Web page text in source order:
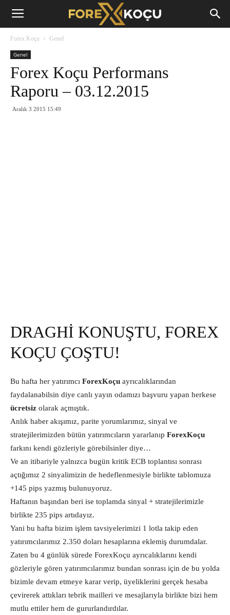
Forex
Forex Koçu Genel
Genel
Forex Koçu Performans
Raporu – 03.12.2015
Aralık 3 2015 15:49
DRAGHİ KONUŞTU, FOREX
KOÇU ÇOŞTU!
Bu hafta her yatırımcı ForexKoçu ayrıcalıklarından
faydalanabilsin diye canlı yayın odamızı başvuru yapan herkese
ücretsiz olarak açmıştık.
Anlık haber akışımız, parite yorumlarımız, sinyal ve
stratejilerimizden bütün yatırımcıların yararlanıp ForexKoçu
farkını kendi gözleriyle görebilsinler diye…
Ve an itibariyle yalnızca bugün kritik ECB toplantısı sonrası
açtığımız 2 sinyalimizin de hedeflenmesiyle birlikte tablomuza
+145 pips yazmış bulunuyoruz.
Haftanın başından beri ise toplamda sinyal + stratejilerimizle
birlikte 235 pips artıdayız.
Yani bu hafta bizim işlem tavsiyelerimizi 1 lotla takip eden
yatırımcılarımız 2.350 doları hesaplarına eklemiş durumdalar.
Zaten bu 4 günlük sürede ForexKoçu ayrıcalıklarını kendi
gözleriyle gören yatırımcılarımız bundan sonrası için de bu yolda
bizimle devam etmeye karar verip, üyeliklerini gerçek hesaba
çevirerek attıkları tebrik mailleri ve mesajlarıyla birlikte bizi hem
mutlu ettiler hem de gururlandırdılar.